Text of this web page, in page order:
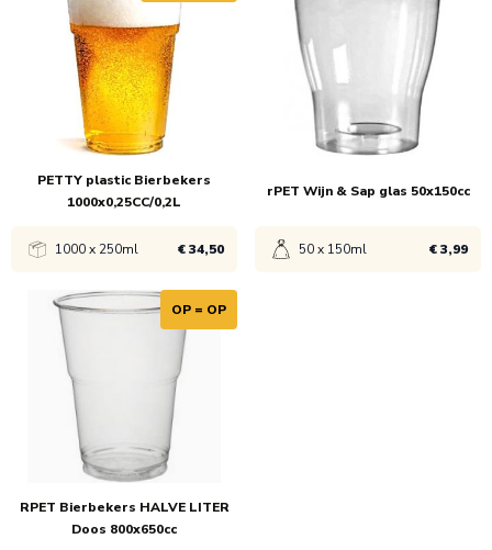
€ 22,95 € 44,50
PETTY plastic Bierbekers
1000x0,25CC/0,2L
1000 x 250ml € 34,50
Bekijk product
rPET Wijn & Sap glas 50x150cc
50 x 150ml € 3,99
OP = OP
RPET Bierbekers HALVE LITER
Doos 800x650cc